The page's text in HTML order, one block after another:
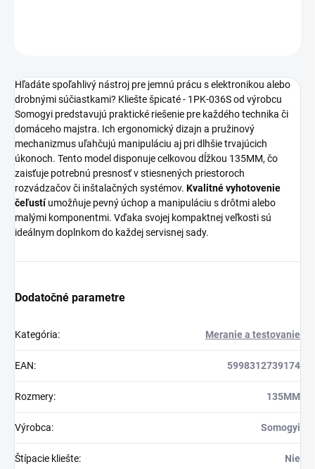
Hľadáte spoľahlivý nástroj pre jemnú prácu s elektronikou alebo
drobnými súčiastkami? Kliešte špicaté - 1PK-036S od výrobcu
Somogyi predstavujú praktické riešenie pre každého technika či
domáceho majstra. Ich ergonomický dizajn a pružinový
mechanizmus uľahčujú manipuláciu aj pri dlhšie trvajúcich
úkonoch. Tento model disponuje celkovou dĺžkou 135MM, čo
zaisťuje potrebnú presnosť v stiesnených priestoroch
rozvádzačov či inštalačných systémov. Kvalitné vyhotovenie
čeľustíumožňuje pevný úchop a manipuláciu s drôtmi alebo
malými komponentmi. Vďaka svojej kompaktnej veľkosti sú
ideálnym doplnkom do každej servisnej sady.
Dodatočné parametre
Kategória: Meranie a testovanie
EAN: 5998312739174
Rozmery: 135MM
Výrobca: Somogyi
Štípacie kliešte: Nie